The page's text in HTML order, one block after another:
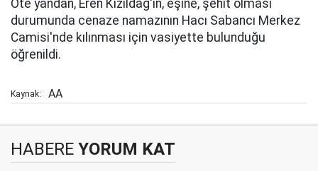
Öte yandan, Eren Kızıldağ'ın, eşine, şehit olması
durumunda cenaze namazının Hacı Sabancı Merkez
Camisi'nde kılınması için vasiyette bulunduğu
öğrenildi.
Kaynak: AA
HABERE YORUM KAT